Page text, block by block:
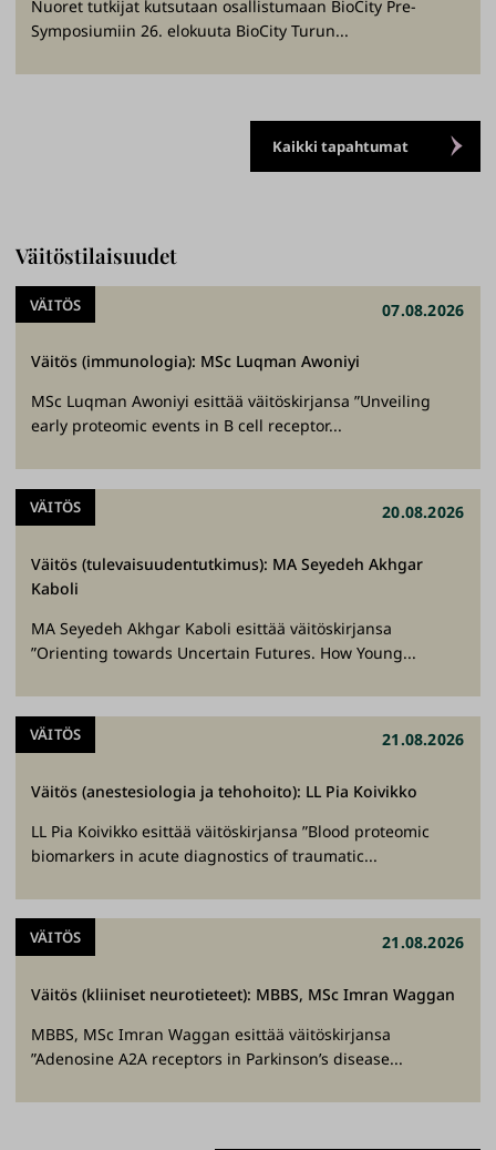
Nuoret tutkijat kutsutaan osallistumaan BioCity Pre-
Symposiumiin 26. elokuuta BioCity Turun...
Kaikki tapahtumat
Väitöstilaisuudet
VÄITÖS 07.08.2026
Väitös (immunologia): MSc Luqman Awoniyi
MSc Luqman Awoniyi esittää väitöskirjansa ”Unveiling
early proteomic events in B cell receptor...
VÄITÖS 20.08.2026
Väitös (tulevaisuudentutkimus): MA Seyedeh Akhgar
Kaboli
MA Seyedeh Akhgar Kaboli esittää väitöskirjansa
”Orienting towards Uncertain Futures. How Young...
VÄITÖS 21.08.2026
Väitös (anestesiologia ja tehohoito): LL Pia Koivikko
LL Pia Koivikko esittää väitöskirjansa ”Blood proteomic
biomarkers in acute diagnostics of traumatic...
VÄITÖS 21.08.2026
Väitös (kliiniset neurotieteet): MBBS, MSc Imran Waggan
MBBS, MSc Imran Waggan esittää väitöskirjansa
”Adenosine A2A receptors in Parkinson’s disease...